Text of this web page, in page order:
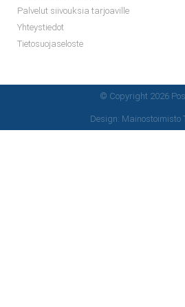
Palvelut siivouksia tarjoaville
Yhteystiedot
Tietosuojaseloste
© Copyright 2026
Design: Mainostoimisto